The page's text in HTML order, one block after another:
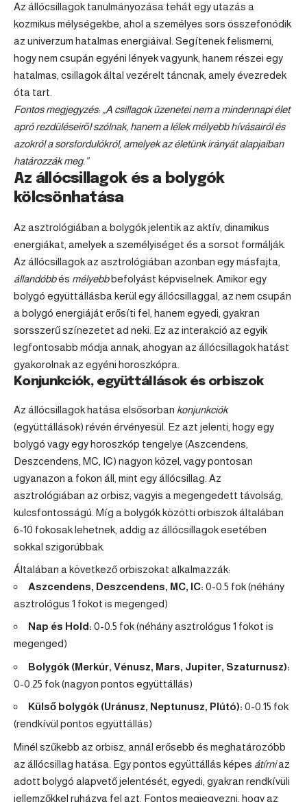
Az állócsillagok tanulmányozása tehát egy utazás a
kozmikus mélységekbe, ahol a személyes sors összefonódik
az univerzum hatalmas energiáival. Segítenek felismerni,
hogy nem csupán egyéni lények vagyunk, hanem részei egy
hatalmas, csillagok által vezérelt táncnak, amely évezredek
óta tart.
Fontos megjegyzés: „A csillagok üzenetei nem a mindennapi élet
apró rezdüléseiről szólnak, hanem a lélek mélyebb hívásairól és
azokról a sorsfordulókról, amelyek az életünk irányát alapjaiban
határozzák meg.”
Az állócsillagok és a bolygók
kölcsönhatása
Az asztrológiában a bolygók jelentik az aktív, dinamikus
energiákat, amelyek a személyiséget és a sorsot formálják.
Az állócsillagok az asztrológiában azonban egy másfajta,
állandóbbés mélyebbbefolyást képviselnek. Amikor egy
bolygó együttállásba kerül egy állócsillaggal, az nem csupán
a bolygó energiáját erősíti fel, hanem egyedi, gyakran
sorsszerű színezetet ad neki. Ez az interakció az egyik
legfontosabb módja annak, ahogyan az állócsillagok hatást
gyakorolnak az egyéni horoszkópra.
Konjunkciók, együttállások és orbiszok
Az állócsillagok hatása elsősorban konjunkciók
(együttállások) révén érvényesül. Ez azt jelenti, hogy egy
bolygó vagy egy horoszkóp tengelye (Aszcendens
Deszcendens, MC, IC) nagyon közel, vagy pontosan
ugyanazon a fokon áll, mint egy állócsillag. Az
asztrológiában az orbisz, vagyis a megengedett távolság,
kulcsfontosságú. Míg a bolygók közötti orbiszok általában
6-10 fokosak lehetnek, addig az állócsillagok esetében
sokkal szigorúbbak.
Általában a következő orbiszokat alkalmazzák:
Aszcendens, Deszcendens, MC, IC: 0-0.5 fok (néhány
asztrológus 1 fokot is megenged)
Nap és Hold: 0-0.5 fok (néhány asztrológus 1 fokot is
megenged)
Bolygók (Merkúr, Vénusz, Mars, Jupiter, Szaturnusz):
0-0.25 fok (nagyon pontos együttállás)
Külső bolygók (Uránusz, Neptunusz, Plútó): 0-0.15 fok
(rendkívül pontos együttállás)
Minél szűkebb az orbisz, annál erősebb és meghatározóbb
az állócsillag hatása. Egy pontos együttállás képes átírniaz
adott bolygó alapvető jelentését, egyedi, gyakran rendkívüli
jellemzőkkel ruházva fel azt. Fontos megjegyezni, hogy az